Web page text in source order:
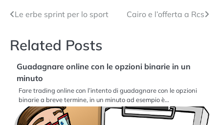
Navigazione
Le erbe sprint per lo sport Cairo e l’offerta a Rcs
Related Posts
Guadagnare online con le opzioni binarie in un
minuto
Fare trading online con l’intento di guadagnare con le opzioni
binarie a breve termine, in un minuto ad esempio è…